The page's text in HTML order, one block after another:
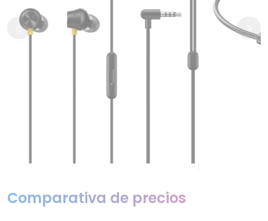
Comparativa de precios